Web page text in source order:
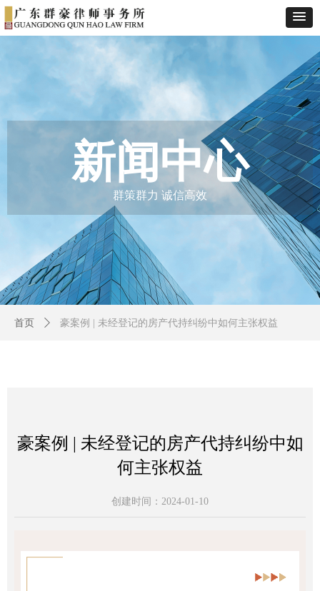
首页 ꄲ 豪案例 | 未经登记的房产代持纠纷中如何主张权益
豪案例 | 未经登记的房产代持纠纷中如
何主张权益
创建时间： 2024-01-10
新闻中心
群策群力 诚信高效